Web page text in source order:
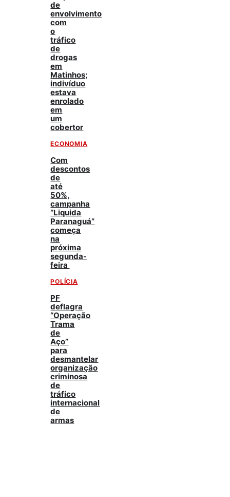
de
envolvimento
com
o
tráfico
de
drogas
em
Matinhos;
indivíduo
estava
enrolado
em
um
cobertor
ECONOMIA
Com
descontos
de
até
50%,
campanha
“Liquida
Paranaguá”
começa
na
próxima
segunda-
feira
POLÍCIA
PF
deflagra
“Operação
Trama
de
Aço”
para
desmantelar
organização
criminosa
de
tráfico
internacional
de
armas